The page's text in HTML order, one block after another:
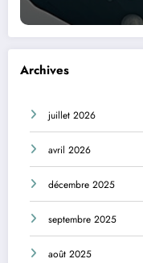
Archives
juillet 2026
avril 2026
décembre 2025
septembre 2025
août 2025